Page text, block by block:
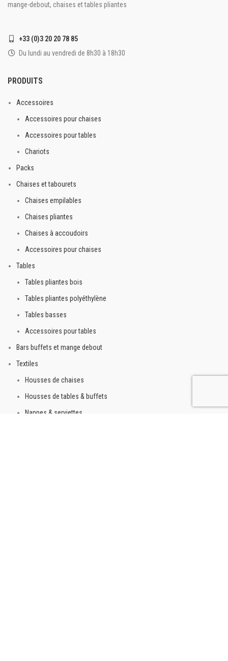
mange-debout, chaises et tables pliantes
+33 (0)3 20 20 78 85
Du lundi au vendredi de 8h30 à 18h30
PRODUITS
Accessoires
Accessoires pour chaises
Accessoires pour tables
Chariots
Packs
Chaises et tabourets
Chaises empilables
Chaises pliantes
Chaises à accoudoirs
Accessoires pour chaises
Tables
Tables pliantes bois
Tables pliantes polyéthylène
Tables basses
Accessoires pour tables
Bars buffets et mange debout
Textiles
Housses de chaises
Housses de tables & buffets
Nappes & serviettes